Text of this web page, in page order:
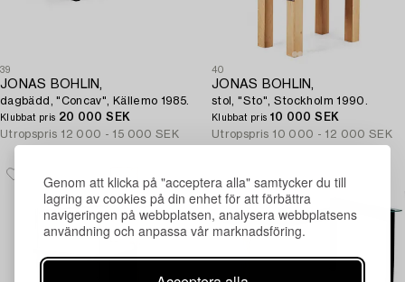
Genom att klicka på "acceptera alla" samtycker du till
lagring av cookies på din enhet för att förbättra
navigeringen på webbplatsen, analysera webbplatsens
användning och anpassa vår marknadsföring.
39
JONAS BOHLIN,
dagbädd, "Concav", Källemo 1985.
Klubbat pris 20 000 SEK
Utropspris 12 000 - 15 000 SEK
40
JONAS BOHLIN,
stol, "Sto", Stockholm 1990.
Klubbat pris 10 000 SEK
Utropspris 10 000 - 12 000 SEK